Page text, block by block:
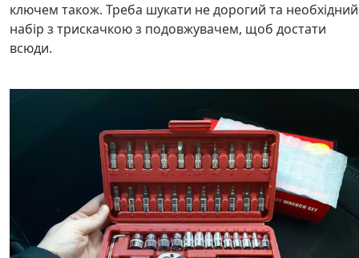
ключем також. Треба шукати не дорогий та необхідний
набір з трискачкою з подовжувачем, щоб достати
всюди.